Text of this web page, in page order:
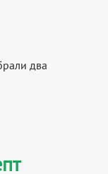
два